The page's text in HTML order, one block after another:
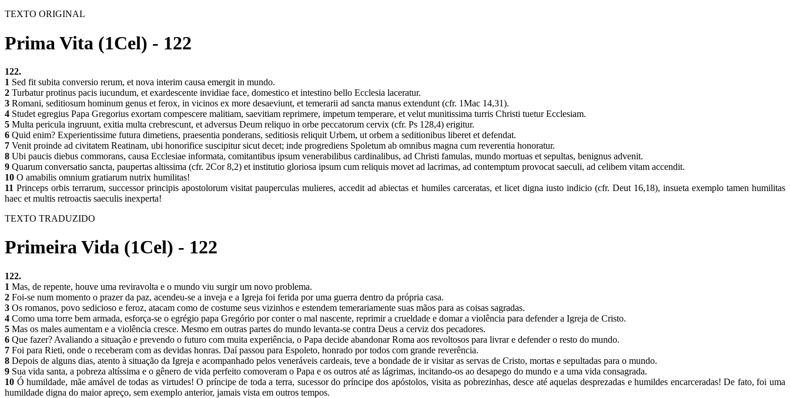
TEXTO ORIGINAL
Prima Vita (1Cel) - 122
122.
1 Sed fit subita conversio rerum, et nova interim causa emergit in mundo.
2 Turbatur protinus pacis iucundum, et exardescente invidiae face, domestico et intestino bello Ecclesia laceratur.
3 Romani, seditiosum hominum genus et ferox, in vicinos ex more desaeviunt, et temerarii ad sancta manus extendunt (cfr. 1Mac 14,31).
4 Studet egregius Papa Gregorius exortam compescere malitiam, saevitiam reprimere, impetum temperare, et velut munitissima turris Christi tuetur Ecclesiam.
5 Multa pericula ingruunt, exitia multa crebrescunt, et adversus Deum reliquo in orbe peccatorum cervix (cfr. Ps 128,4) erigitur.
6 Quid enim? Experientissime futura dimetiens, praesentia ponderans, seditiosis reliquit Urbem, ut orbem a seditionibus liberet et defendat.
7 Venit proinde ad civitatem Reatinam, ubi honorifice suscipitur sicut decet; inde progrediens Spoletum ab omnibus magna cum reverentia honoratur.
8 Ubi paucis diebus commorans, causa Ecclesiae informata, comitantibus ipsum venerabilibus cardinalibus, ad Christi famulas, mundo mortuas et sepultas, benignus advenit.
9 Quarum conversatio sancta, paupertas altissima (cfr. 2Cor 8,2) et institutio gloriosa ipsum cum reliquis movet ad lacrimas, ad contemptum provocat saeculi, ad celibem vitam accendit.
10 O amabilis omnium gratiarum nutrix humilitas!
11 Princeps orbis terrarum, successor principis apostolorum visitat pauperculas mulieres, accedit ad abiectas et humiles carceratas, et licet digna iusto indicio (cfr. Deut 16,18), insueta exemplo tamen humilitas
haec et multis retroactis saeculis inexperta!
TEXTO TRADUZIDO
Primeira Vida (1Cel) - 122
122.
1 Mas, de repente, houve uma reviravolta e o mundo viu surgir um novo problema.
2 Foi-se num momento o prazer da paz, acendeu-se a inveja e a Igreja foi ferida por uma guerra dentro da própria casa.
3 Os romanos, povo sedicioso e feroz, atacam como de costume seus vizinhos e estendem temerariamente suas mãos para as coisas sagradas.
4 Como uma torre bem armada, esforça-se o egrégio papa Gregório por conter o mal nascente, reprimir a crueldade e domar a violência para defender a Igreja de Cristo.
5 Mas os males aumentam e a violência cresce. Mesmo em outras partes do mundo levanta-se contra Deus a cerviz dos pecadores.
6 Que fazer? Avaliando a situação e prevendo o futuro com muita experiência, o Papa decide abandonar Roma aos revoltosos para livrar e defender o resto do mundo.
7 Foi para Rieti, onde o receberam com as devidas honras. Daí passou para Espoleto, honrado por todos com grande reverência.
8 Depois de alguns dias, atento à situação da Igreja e acompanhado pelos veneráveis cardeais, teve a bondade de ir visitar as servas de Cristo, mortas e sepultadas para o mundo.
9 Sua vida santa, a pobreza altíssima e o gênero de vida perfeito comoveram o Papa e os outros até as lágrimas, incitando-os ao desapego do mundo e a uma vida consagrada.
10 Ó humildade, mãe amável de todas as virtudes! O príncipe de toda a terra, sucessor do príncipe dos apóstolos, visita as pobrezinhas, desce até aquelas desprezadas e humildes encarceradas! De fato, foi uma
humildade digna do maior apreço, sem exemplo anterior, jamais vista em outros tempos.